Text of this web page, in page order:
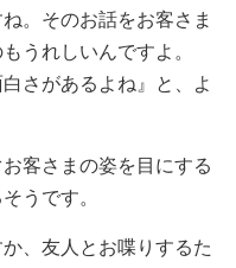
。そのお話をお客さま
うれしいんですよ。
さがあるよね』と、よ
客さまの姿を目にする
うです。
、友人とお喋りするた